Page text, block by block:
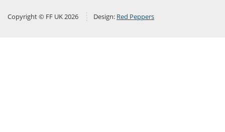
Copyright © FF UK 2026 Design: Red Peppers